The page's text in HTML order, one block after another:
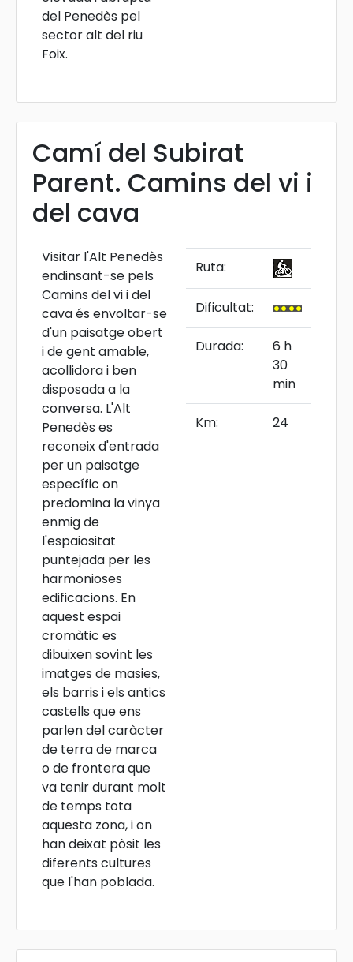
del Penedès pel
sector alt del riu
Foix.
Camí del Subirat
Parent. Camins del vi i
del cava
Visitar l'Alt Penedès
endinsant-se pels
Camins del vi i del
cava és envoltar-se
d'un paisatge obert
i de gent amable,
acollidora i ben
disposada a la
conversa. L'Alt
Penedès es
reconeix d'entrada
per un paisatge
específic on
predomina la vinya
enmig de
l'espaiositat
puntejada per les
harmonioses
edificacions. En
aquest espai
cromàtic es
dibuixen sovint les
imatges de masies,
els barris i els antics
castells que ens
parlen del caràcter
de terra de marca
o de frontera que
va tenir durant molt
de temps tota
aquesta zona, i on
han deixat pòsit les
diferents cultures
que l'han poblada.
Ruta:
Dificultat:
Durada:
6 h
30
min
Km: 24